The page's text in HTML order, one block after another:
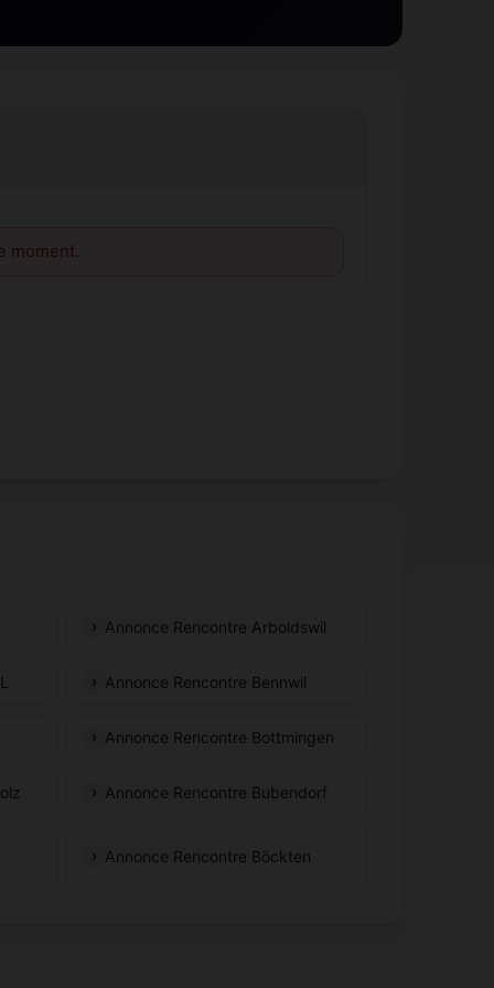
moment.
Annonce Rencontre Arboldswil
Annonce Rencontre Bennwil
Annonce Rencontre Bottmingen
Annonce Rencontre Bubendorf
Annonce Rencontre Böckten